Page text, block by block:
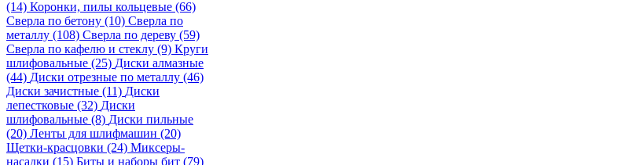
(14) Коронки, пилы кольцевые (66)
Сверла по бетону (10) Сверла по
металлу (108) Сверла по дереву (59)
Сверла по кафелю и стеклу (9) Круги
шлифовальные (25) Диски алмазные
(44) Диски отрезные по металлу (46)
Диски зачистные (11) Диски
лепестковые (32) Диски
шлифовальные (8) Диски пильные
(20) Ленты для шлифмашин (20)
Щетки-красцовки (24) Миксеры-
насадки (15) Биты и наборы бит (79)